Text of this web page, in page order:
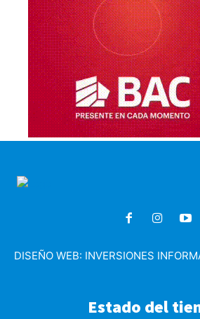
DISEÑO WEB: INVERSIONES
Estado del